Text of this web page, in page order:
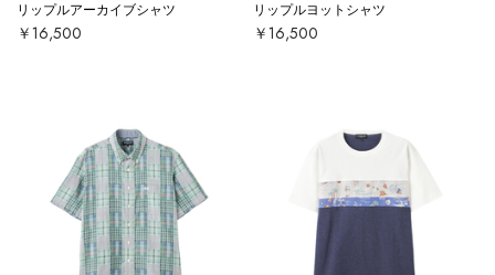
リップルアーカイブシャツ
￥16,500
リップルヨットシャツ
￥16,500